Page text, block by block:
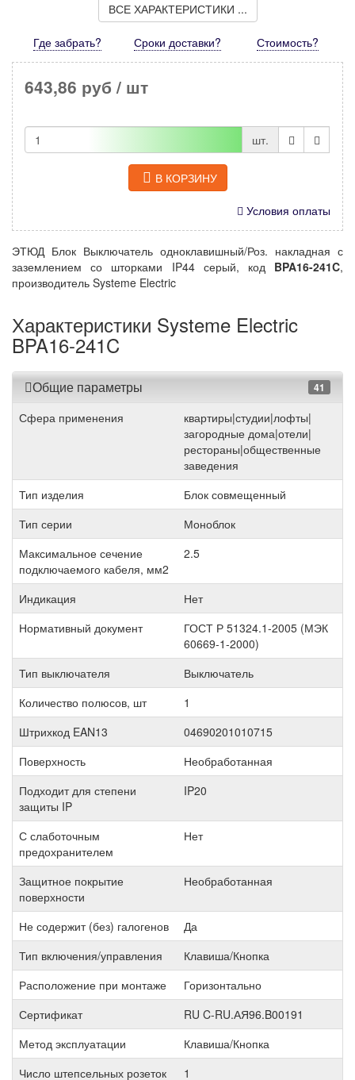
ВСЕ ХАРАКТЕРИСТИКИ ...
Где забрать? Сроки доставки? Стоимость?
643,86 руб / шт
шт.
В КОРЗИНУ
Условия оплаты
ЭТЮД Блок Выключатель одноклавишный/Роз. накладная с
заземлением со шторками IP44 серый, код BPA16-241C,
производитель Systeme Electric
Характеристики Systeme Electric
BPA16-241C
Общие параметры 41
Сфера применения
квартиры|студии|лофты|
загородные дома|отели|
рестораны|общественные
заведения
Тип изделия
Блок совмещенный
Тип серии
Моноблок
Максимальное сечение
подключаемого кабеля, мм2
2.5
Индикация
Нет
Нормативный документ
ГОСТ Р 51324.1-2005 (МЭК
60669-1-2000)
Тип выключателя
Выключатель
Количество полюсов, шт
1
Штрихкод EAN13
04690201010715
Поверхность
Необработанная
Подходит для степени
защиты IP
IP20
С слаботочным
предохранителем
Нет
Защитное покрытие
поверхности
Необработанная
Не содержит (без) галогенов
Да
Тип включения/управления
Клавиша/Кнопка
Расположение при монтаже
Горизонтально
Сертификат
RU C-RU.АЯ96.B00191
Метод эксплуатации
Клавиша/Кнопка
Число штепсельных розеток
1